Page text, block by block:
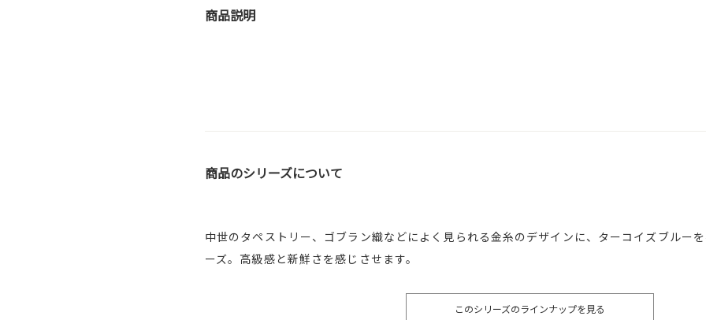
商品説明
商品のシリーズについて
中世のタペストリー、ゴブラン織などによく見られる金糸のデザインに、ターコイズブルー
ーズ。高級感と新鮮さを感じさせます。
このシリーズのラインナップを見る